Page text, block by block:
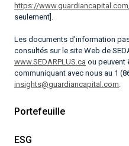
https://
seulement].
Les documents d’information
consultés sur le site Web de
www.SEDARPLUS.ca ou peuvent
communiquant avec nous au 1
insights@guardiancapital.com
Portefeuille
ESG